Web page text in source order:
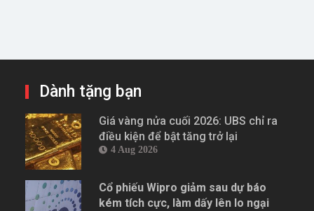
Dành tặng bạn
Giá vàng nửa cuối 2026: UBS chỉ ra
điều kiện để bật tăng trở lại
4 Aug 2026
Cổ phiếu Wipro giảm sau dự báo
kém tích cực, làm dấy lên lo ngại